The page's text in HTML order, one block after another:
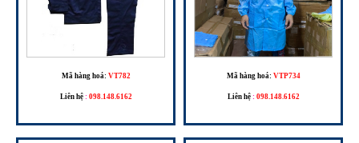
Mã hàng hoá: VT782
Liên hệ : 098.148.6162
Mã hàng hoá: VTP734
Liên hệ : 098.148.6162